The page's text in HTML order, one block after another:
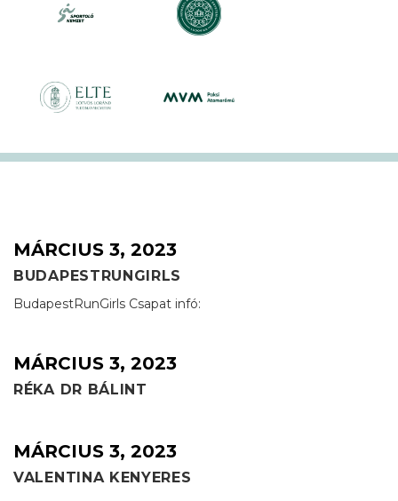
MÁRCIUS 3, 2023
BUDAPESTRUNGIRLS
BudapestRunGirls Csapat infó:
MÁRCIUS 3, 2023
RÉKA DR BÁLINT
MÁRCIUS 3, 2023
VALENTINA KENYERES